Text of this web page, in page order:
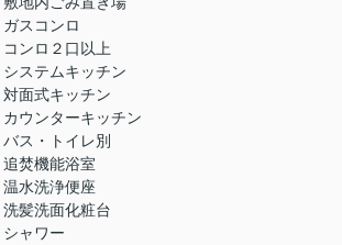
ガスコンロ
コンロ２口以上
システムキッチン
対面式キッチン
カウンターキッチン
バス・トイレ別
追焚機能浴室
温水洗浄便座
洗髪洗面化粧台
シャワー